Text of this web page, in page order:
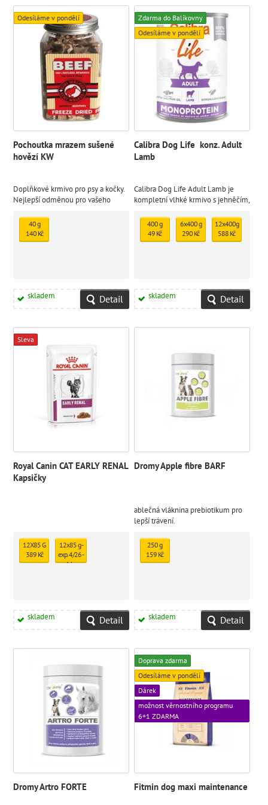
Odesíláme v pondělí
Pochoutka mrazem sušené
hovězí KW
Doplňkové krmivo pro psy a kočky.
Nejlepší odměnou pro vašeho
mrazem sušený pamlsek
40 g
140 Kč
skladem Detail
Zdarma do Balíkovny
Odesíláme v pondělí
Calibra Dog Life konz. Adult
Lamb
Calibra Dog Life Adult Lamb je
kompletní vlhké krmivo s jehněčím,
Monoproteinová receptura je bez
lepku a je sestavena z omezeného
počtu ingrediencí ze 100%
400 g
49 Kč
6x400 g
290 Kč
12x400g
588 Kč
skladem Detail
Sleva
Royal Canin CAT EARLY RENAL
Kapsičky
12X85 G
389 Kč
12x85 g -
exp. 4/26 -
1 ks
skladem Detail
Dromy Apple fibre BARF
ablečná vláknina prebiotikum pro
lepší trávení.
250 g
159 Kč
skladem Detail
Dromy Artro FORTE
Doprava zdarma
Odesíláme v pondělí
Dárek
možnost věrnostního programu
6+1 ZDARMA
Fitmin dog maxi maintenance